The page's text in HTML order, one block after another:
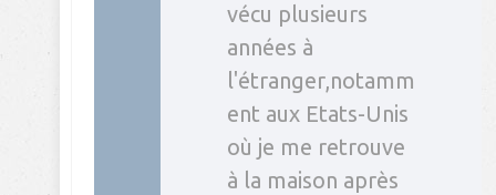
vécu plusieurs
années à
l'étranger,notamm
ent aux Etats-Unis
où je me retrouve
à la maison après